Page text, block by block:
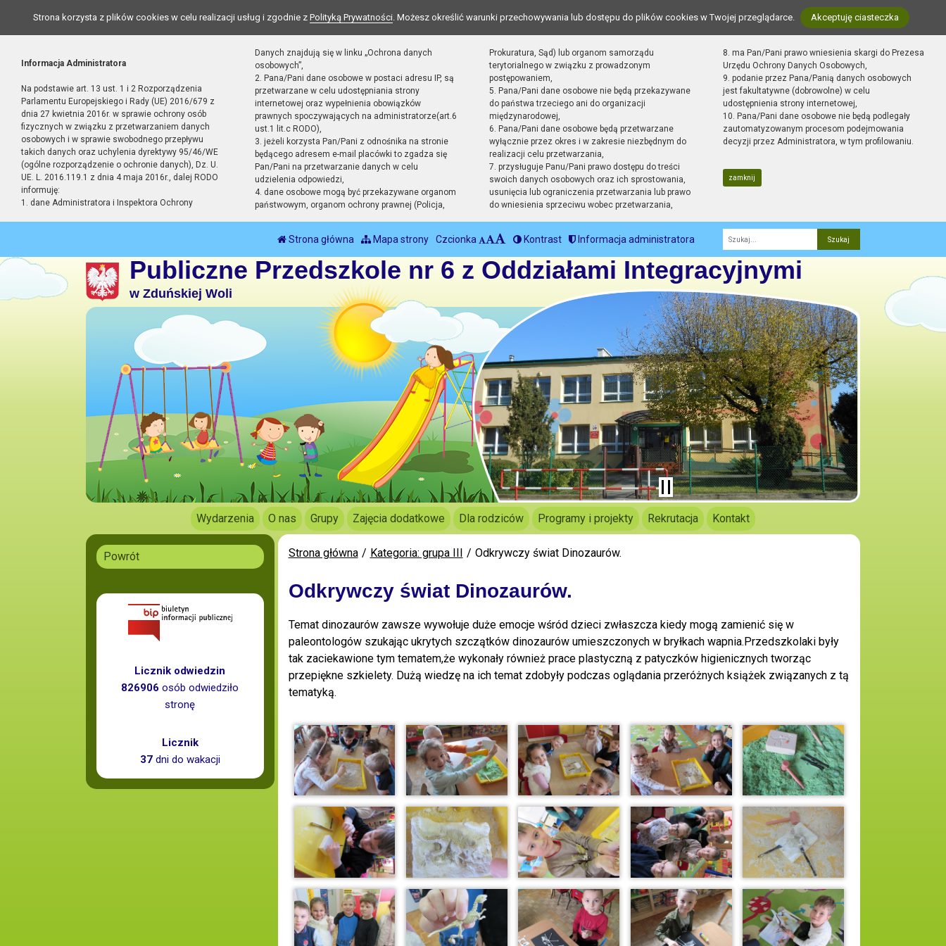
Strona korzysta z plików cookies w celu realizacji usług i zgodnie z Polityką Prywatności. Możesz określić warunki przechowywania lub dostępu do plików cookies w Twojej przeglądarce. Akceptuję ciasteczka
Informacja Administratora
Na podstawie art. 13 ust. 1 i 2 Rozporządzenia
Parlamentu Europejskiego i Rady (UE) 2016/679 z
dnia 27 kwietnia 2016r. w sprawie ochrony osób
fizycznych w związku z przetwarzaniem danych
osobowych i w sprawie swobodnego przepływu
takich danych oraz uchylenia dyrektywy 95/46/WE
(ogólne rozporządzenie o ochronie danych), Dz. U.
UE. L. 2016.119.1 z dnia 4 maja 2016r., dalej RODO
informuję:
1. dane Administratora i Inspektora Ochrony
Danych znajdują się w linku „Ochrona danych
osobowych”,
2. Pana/Pani dane osobowe w postaci adresu IP, są
przetwarzane w celu udostępniania strony
internetowej oraz wypełnienia obowiązków
prawnych spoczywających na administratorze(art.6
ust.1 lit.c RODO),
3. jeżeli korzysta Pan/Pani z odnośnika na stronie
będącego adresem e-mail placówki to zgadza się
Pan/Pani na przetwarzanie danych w celu
udzielenia odpowiedzi,
4. dane osobowe mogą być przekazywane organom
państwowym, organom ochrony prawnej (Policja,
Prokuratura, Sąd) lub organom samorządu
terytorialnego w związku z prowadzonym
postępowaniem,
5. Pana/Pani dane osobowe nie będą przekazywane
do państwa trzeciego ani do organizacji
międzynarodowej,
6. Pana/Pani dane osobowe będą przetwarzane
wyłącznie przez okres i w zakresie niezbędnym do
realizacji celu przetwarzania,
7. przysługuje Panu/Pani prawo dostępu do treści
swoich danych osobowych oraz ich sprostowania,
usunięcia lub ograniczenia przetwarzania lub prawo
do wniesienia sprzeciwu wobec przetwarzania,
8. ma Pan/Pani prawo wniesienia skargi do Prezesa
Urzędu Ochrony Danych Osobowych,
9. podanie przez Pana/Panią danych osobowych
jest fakultatywne (dobrowolne) w celu
udostępnienia strony internetowej,
10. Pana/Pani dane osobowe nie będą podlegały
zautomatyzowanym procesom podejmowania
decyzji przez Administratora, w tym profilowaniu.
zamknij
Strona główna Mapa strony Czcionka Kontrast Informacja administratora
Fraza
Publiczne Przedszkole nr 6 z Oddziałami Integracyjnymi
w Zduńskiej Woli
Wydarzenia O nas Grupy Zajęcia dodatkowe Dla rodziców Programy i projekty Rekrutacja Kontakt
Strona główna Kategoria: grupa III Odkrywczy świat Dinozaurów.
Odkrywczy świat Dinozaurów.
Temat dinozaurów zawsze wywołuje duże emocje wśród dzieci zwłaszcza kiedy mogą zamienić się w
paleontologów szukając ukrytych szczątków dinozaurów umieszczonych w bryłkach wapnia.Przedszkolaki były
tak zaciekawione tym tematem,że wykonały również prace plastyczną z patyczków higienicznych tworząc
przepiękne szkielety. Dużą wiedzę na ich temat zdobyły podczas oglądania przeróżnych książek związanych z tą
tematyką.
Powrót
Licznik odwiedzin
826906 osób odwiedziło
stronę
Licznik
37dni do wakacji